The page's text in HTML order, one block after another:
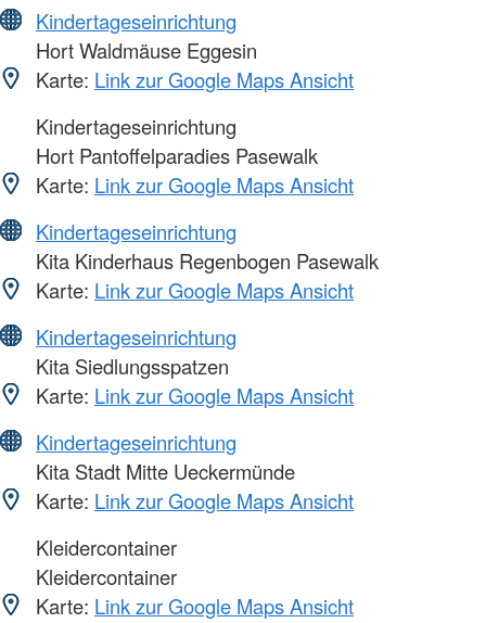
Kindertageseinrichtung
Hort Waldmäuse Eggesin
Karte: Link zur Google Maps Ansicht
Kindertageseinrichtung
Hort Pantoffelparadies Pasewalk
Karte: Link zur Google Maps Ansicht
Kindertageseinrichtung
Kita Kinderhaus Regenbogen Pasewalk
Karte: Link zur Google Maps Ansicht
Kindertageseinrichtung
Kita Siedlungsspatzen
Karte: Link zur Google Maps Ansicht
Kindertageseinrichtung
Kita Stadt Mitte Ueckermünde
Karte: Link zur Google Maps Ansicht
Kleidercontainer
Kleidercontainer
Karte: Link zur Google Maps Ansicht